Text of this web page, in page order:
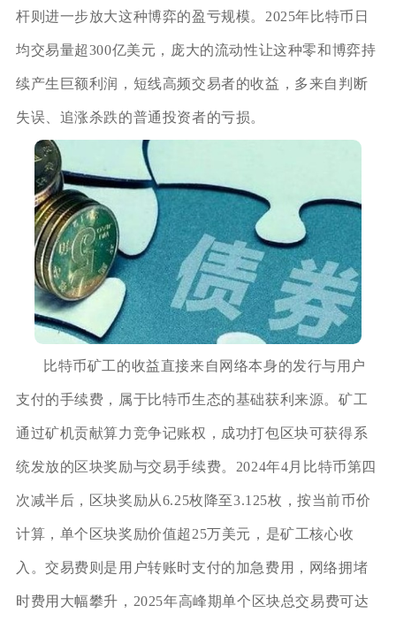
杆则进一步放大这种博弈的盈亏规模。2025年比特币日
均交易量超300亿美元，庞大的流动性让这种零和博弈持
续产生巨额利润，短线高频交易者的收益，多来自判断
失误、追涨杀跌的普通投资者的亏损。
比特币矿工的收益直接来自网络本身的发行与用户
支付的手续费，属于比特币生态的基础获利来源。矿工
通过矿机贡献算力竞争记账权，成功打包区块可获得系
统发放的区块奖励与交易手续费。2024年4月比特币第四
次减半后，区块奖励从6.25枚降至3.125枚，按当前币价
计算，单个区块奖励价值超25万美元，是矿工核心收
入。交易费则是用户转账时支付的加急费用，网络拥堵
时费用大幅攀升，2025年高峰期单个区块总交易费可达